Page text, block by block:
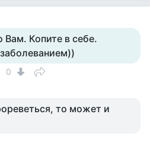
Вам. Копите в себе.
0
то может и